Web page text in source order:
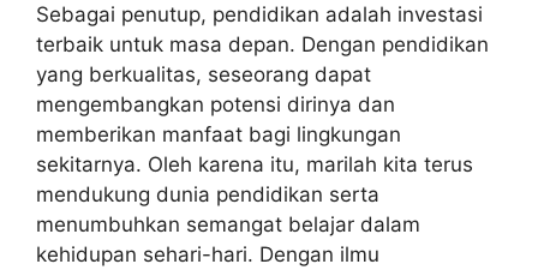
Sebagai penutup, pendidikan adalah investasi
terbaik untuk masa depan. Dengan pendidikan
yang berkualitas, seseorang dapat
mengembangkan potensi dirinya dan
memberikan manfaat bagi lingkungan
sekitarnya. Oleh karena itu, marilah kita terus
mendukung dunia pendidikan serta
menumbuhkan semangat belajar dalam
kehidupan sehari-hari. Dengan ilmu